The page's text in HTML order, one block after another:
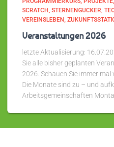
SCRATCH STERNENGUCKER
VEREINSLEBEN
Veranstaltungen 2026
letzte Aktualisierung:
Sie alle bisher geplanten
2026. Schauen Sie immer
Die Monate sind zu – und
Arbeitsgemeinschaften